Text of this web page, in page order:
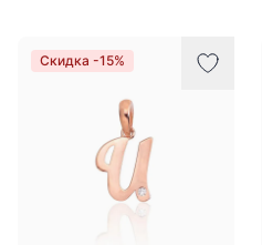
Скидка -15%